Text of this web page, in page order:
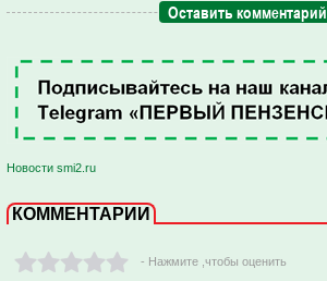
Оставить комментарий
Новости smi2.ru
КОММЕНТАРИИ
- Нажмите ,чтобы оценить